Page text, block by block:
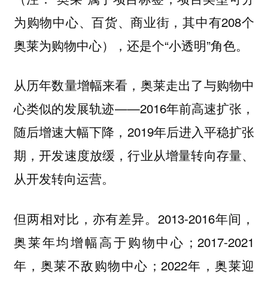
为购物中心、百货、商业街，其中有208个
奥莱为购物中心），还是个“小透明”角色。
从历年数量增幅来看，奥莱走出了与购物中
心类似的发展轨迹——2016年前高速扩张，
随后增速大幅下降，2019年后进入平稳扩张
期，开发速度放缓，行业从增量转向存量、
从开发转向运营。
但两相对比，亦有差异。2013-2016年间，
奥莱年均增幅高于购物中心；2017-2021
年，奥莱不敌购物中心；2022年，奥莱迎